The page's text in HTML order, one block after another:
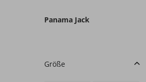
Panama Jack
Größe